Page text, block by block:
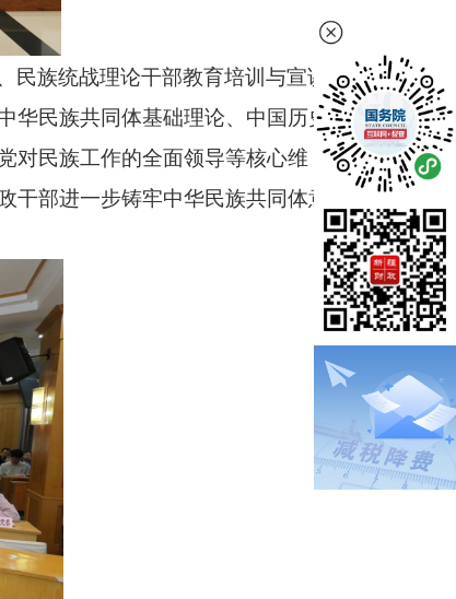
族统战理论干部教育培训与宣讲
华民族共同体基础理论、中国历史
对民族工作的全面领导等核心维
部进一步铸牢中华民族共同体意